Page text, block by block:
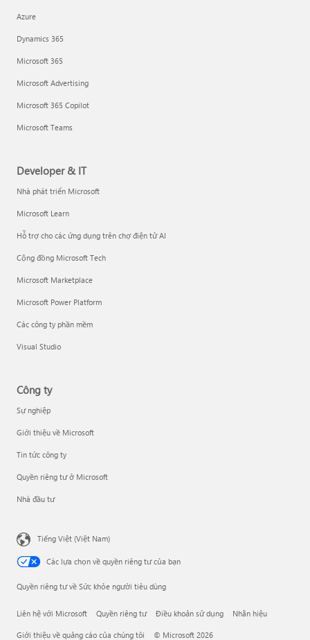
Azure
Dynamics 365
Microsoft 365
Microsoft Advertising
Microsoft 365 Copilot
Microsoft Teams
Developer & IT
Nhà phát triển Microsoft
Microsoft Learn
Hỗ trợ cho các ứng dụng trên chợ điện tử AI
Cộng đồng Microsoft Tech
Microsoft Marketplace
Microsoft Power Platform
Các công ty phần mềm
Visual Studio
Công ty
Sự nghiệp
Giới thiệu về Microsoft
Tin tức công ty
Quyền riêng tư ở Microsoft
Nhà đầu tư
Tiếng Việt (Việt Nam)
Các lựa chọn về quyền riêng tư của bạn
Quyền riêng tư về Sức khỏe người tiêu dùng
Liên hệ với Microsoft Quyền riêng tư Điều khoản sử dụng Nhãn hiệu
Giới thiệu về quảng cáo của chúng tôi © Microsoft 2026